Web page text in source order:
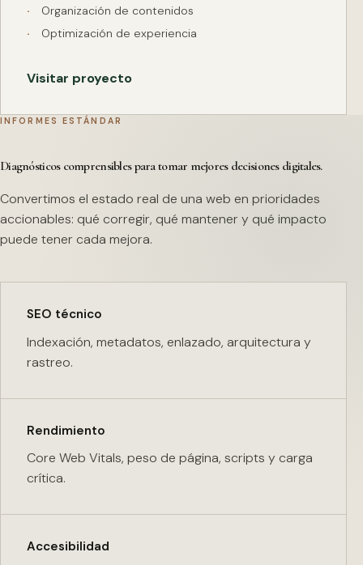
Organización de contenidos
Optimización de experiencia
Visitar proyecto
INFORMES ESTÁNDAR
Diagnósticos comprensibles para tomar mejores decisiones digitales.
Convertimos el estado real de una web en prioridades
accionables: qué corregir, qué mantener y qué impacto
puede tener cada mejora.
SEO técnico
Indexación, metadatos, enlazado, arquitectura y
rastreo.
Rendimiento
Core Web Vitals, peso de página, scripts y carga
crítica.
Accesibilidad